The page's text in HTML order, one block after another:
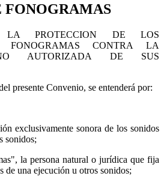
FONOGRAMAS
LA PROTECCION DE LOS
FONOGRAMAS CONTRA LA
NO AUTORIZADA DE SUS
presente Convenio, se entenderá por:
exclusivamente sonora de los sonidos
sonidos;
la persona natural o jurídica que fija
de una ejecución u otros sonidos;